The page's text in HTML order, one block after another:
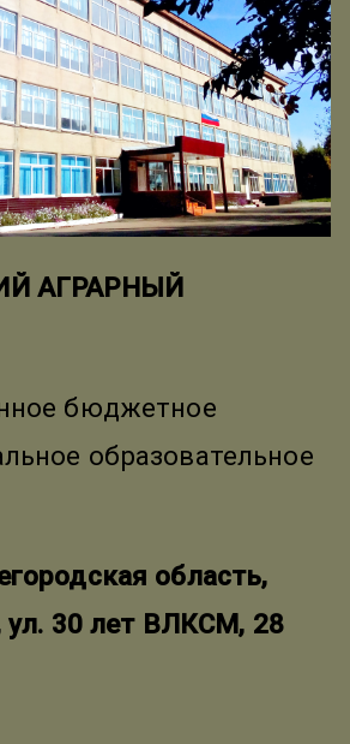
АГРАРНЫЙ
бюджетное
образовательное
область,
ул. 30 лет ВЛКСМ, 28